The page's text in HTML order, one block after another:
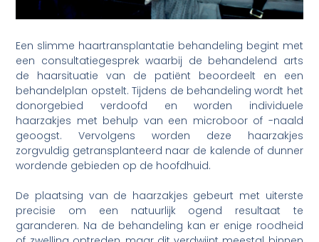
Een slimme haartransplantatie behandeling begint met
een consultatiegesprek waarbij de behandelend arts
de haarsituatie van de patiënt beoordeelt en een
behandelplan opstelt. Tijdens de behandeling wordt het
donorgebied verdoofd en worden individuele
haarzakjes met behulp van een microboor of -naald
geoogst. Vervolgens worden deze haarzakjes
zorgvuldig getransplanteerd naar de kalende of dunner
wordende gebieden op de hoofdhuid.
De plaatsing van de haarzakjes gebeurt met uiterste
precisie om een natuurlijk ogend resultaat te
garanderen. Na de behandeling kan er enige roodheid